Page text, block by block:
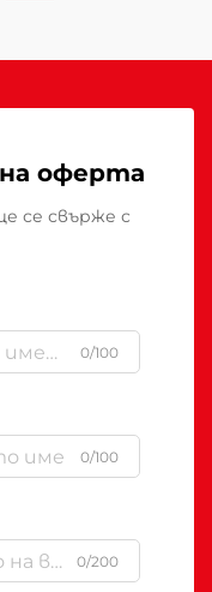
оферта
се свърже с
0/100
0/100
0/200